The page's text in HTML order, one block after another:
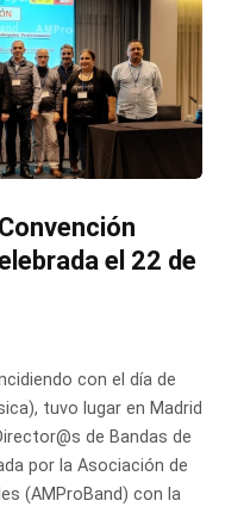
el 22 de
con el día de
tuvo lugar en Madrid
de Bandas de
por la Asociación de
(AMProBand) con la